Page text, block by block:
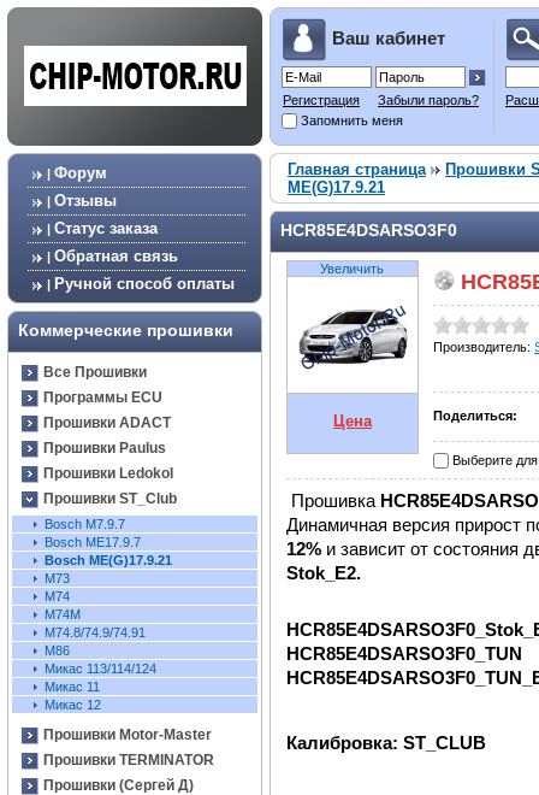
Ваш кабинет
Регистрация
Забыли пароль?
Запомнить меня
| Форум
| Отзывы
| Статус заказа
| Обратная связь
| Ручной способ оплаты
Коммерческие прошивки
Все Прошивки
Программы ECU
Прошивки ADACT
Прошивки Paulus
Прошивки Ledokol
Прошивки ST_Club
Bosch М7.9.7
Bosch ME17.9.7
Bosch ME(G)17.9.21
М73
M74
M74M
М74.8/74.9/74.91
M86
Микас 113/114/124
Микас 11
Микас 12
Прошивки Motor-Master
Прошивки TERMINATOR
Прошивки (Сергей Д)
Главная страница
Прошивки
ME(G)17.9.21
HCR85E4DSARSO3F0
Увеличить
Цена
Производитель:
Поделиться:
Выберите
Прошивка
Динамичная версия прирост
12% и зависит от состояния
Stok_E2.
HCR85E4DSARSO3F0_TUN
Калибровка: ST_CLUB